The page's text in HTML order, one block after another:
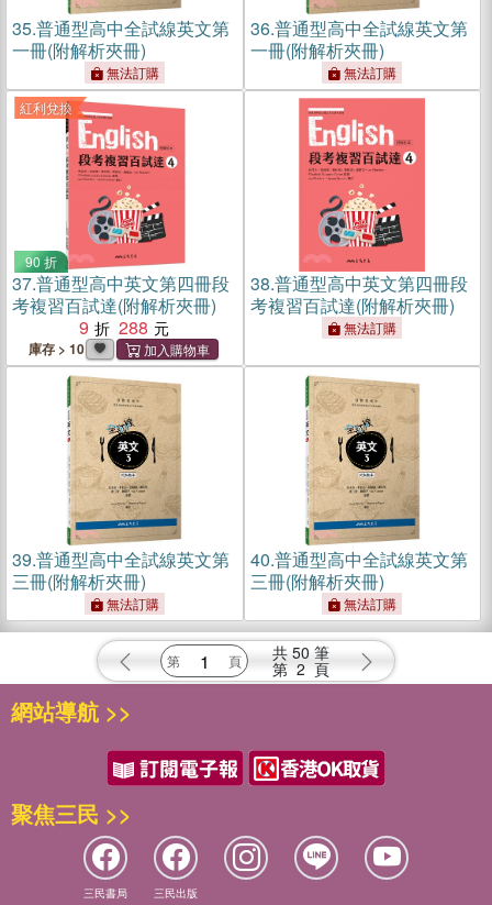
35.普通型高中全試線英文第
一冊(附解析夾冊)
無法訂購
36.普通型高中全試線英文第
一冊(附解析夾冊)
無法訂購
紅利兌換
90 折
37.普通型高中英文第四冊段
考複習百試達(附解析夾冊)
9
288
庫存 > 10
38.普通型高中英文第四冊段
考複習百試達(附解析夾冊)
無法訂購
39.普通型高中全試線英文第
三冊(附解析夾冊)
無法訂購
40.普通型高中全試線英文第
三冊(附解析夾冊)
無法訂購
共 50 筆
第 2 頁
網站導航 >>
聚焦三民 >>
三民書局 三民出版